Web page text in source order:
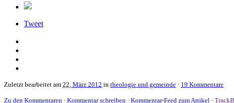
Tweet
Zuletzt bearbeitet am 22. März 2012 in theologie und gemeinde · 19 Kommentare
Zu den Kommentaren · Kommentar schreiben · Kommentar-Feed zum Artikel ·